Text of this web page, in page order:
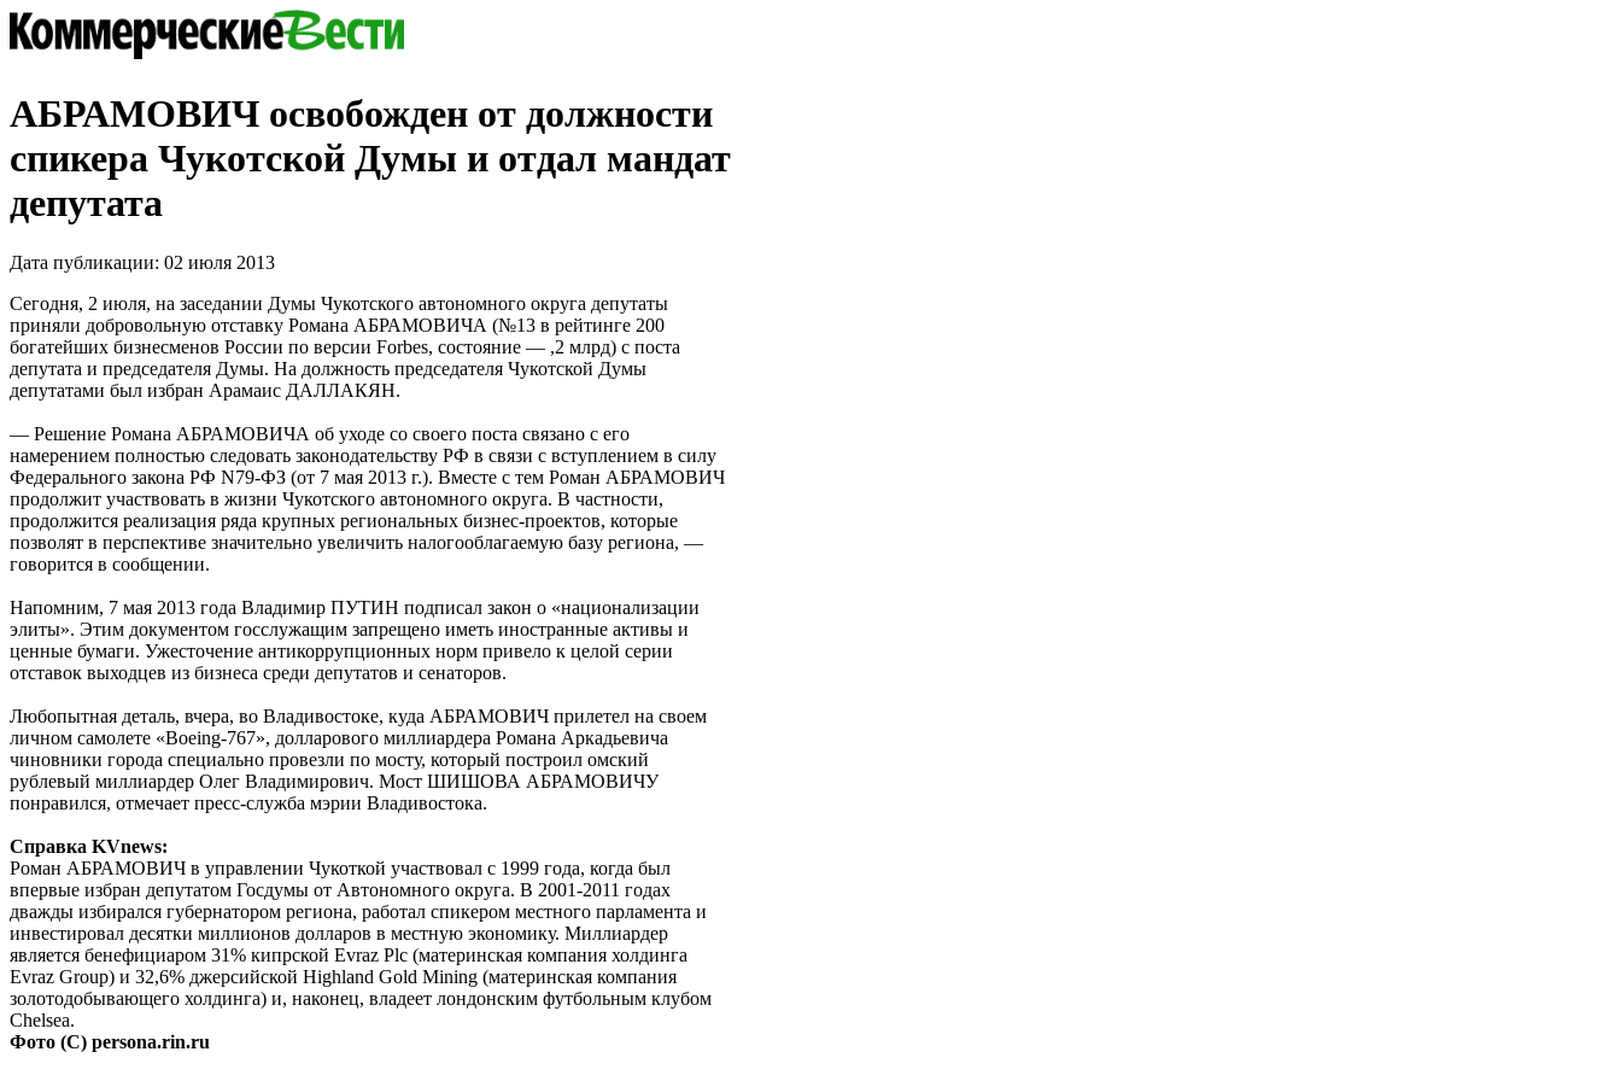
АБРАМОВИЧ освобожден от должности
спикера Чукотской Думы и отдал мандат
депутата
Дата публикации: 02 июля 2013
Сегодня, 2 июля, на заседании Думы Чукотского автономного округа депутаты
приняли добровольную отставку Романа АБРАМОВИЧА (№13 в рейтинге 200
богатейших бизнесменов России по версии Forbes, состояние — ,2 млрд) с поста
депутата и председателя Думы. На должность председателя Чукотской Думы
депутатами был избран Арамаис ДАЛЛАКЯН.
— Решение Романа АБРАМОВИЧА об уходе со своего поста связано с его
намерением полностью следовать законодательству РФ в связи с вступлением в силу
Федерального закона РФ N79-ФЗ (от 7 мая 2013 г.). Вместе с тем Роман АБРАМОВИЧ
продолжит участвовать в жизни Чукотского автономного округа. В частности,
продолжится реализация ряда крупных региональных бизнес-проектов, которые
позволят в перспективе значительно увеличить налогооблагаемую базу региона, —
говорится в сообщении.
Напомним, 7 мая 2013 года Владимир ПУТИН подписал закон о «национализации
элиты». Этим документом госслужащим запрещено иметь иностранные активы и
ценные бумаги. Ужесточение антикоррупционных норм привело к целой серии
отставок выходцев из бизнеса среди депутатов и сенаторов.
Любопытная деталь, вчера, во Владивостоке, куда АБРАМОВИЧ прилетел на своем
личном самолете «Boeing-767», долларового миллиардера Романа Аркадьевича
чиновники города специально провезли по мосту, который построил омский
рублевый миллиардер Олег Владимирович. Мост ШИШОВА АБРАМОВИЧУ
понравился, отмечает пресс-служба мэрии Владивостока.
Справка KVnews:
Роман АБРАМОВИЧ в управлении Чукоткой участвовал с 1999 года, когда был
впервые избран депутатом Госдумы от Автономного округа. В 2001-2011 годах
дважды избирался губернатором региона, работал спикером местного парламента и
инвестировал десятки миллионов долларов в местную экономику. Миллиардер
является бенефициаром 31% кипрской Evraz Plc (материнская компания холдинга
Evraz Group) и 32,6% джерсийской Highland Gold Mining (материнская компания
золотодобывающего холдинга) и, наконец, владеет лондонским футбольным клубом
Chelsea.
Фото (С) persona.rin.ru